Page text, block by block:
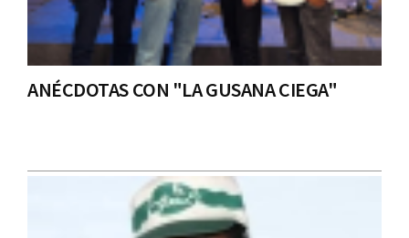
ANÉCDOTAS CON "LA GUSANA CIEGA"